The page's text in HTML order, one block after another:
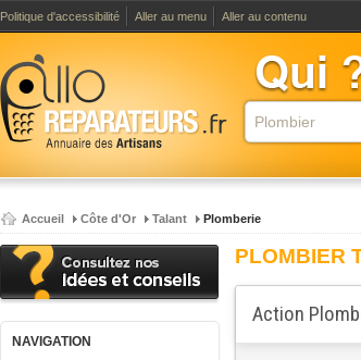
Politique d'accessibilité Aller au menu Aller au contenu
Accueil Côte d'Or Talant Plomberie
NAVIGATION
PLOMBIER
Action